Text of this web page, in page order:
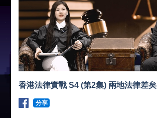
香港法律實戰 S4 (第2集) 兩地法律差矣
分享